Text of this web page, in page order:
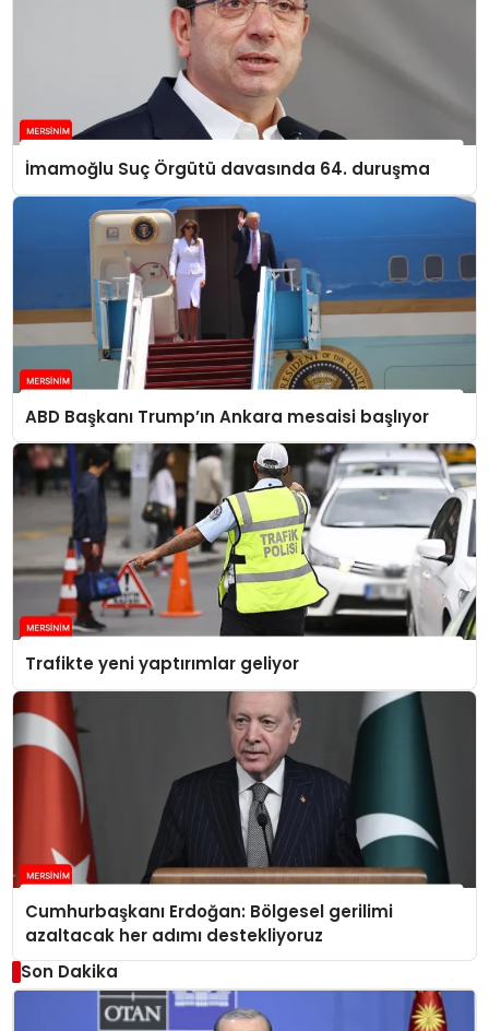
İmamoğlu Suç Örgütü davasında 64. duruşma
ABD Başkanı Trump’ın Ankara mesaisi başlıyor
Trafikte yeni yaptırımlar geliyor
Cumhurbaşkanı Erdoğan: Bölgesel gerilimi
azaltacak her adımı destekliyoruz
Son Dakika